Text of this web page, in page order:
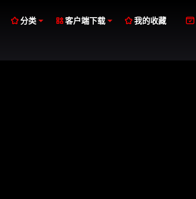
分类 客户端下载 我的收藏 